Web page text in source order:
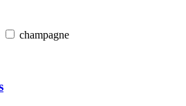
champagne